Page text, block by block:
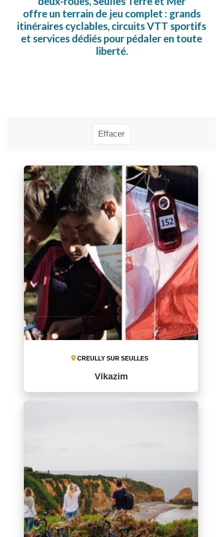
offre un terrain de jeu complet : grands
itinéraires cyclables, circuits VTT sportifs
et services dédiés pour pédaler en toute
liberté.
Rechercher
Effacer
CREULLY SUR SEULLES
Vikazim